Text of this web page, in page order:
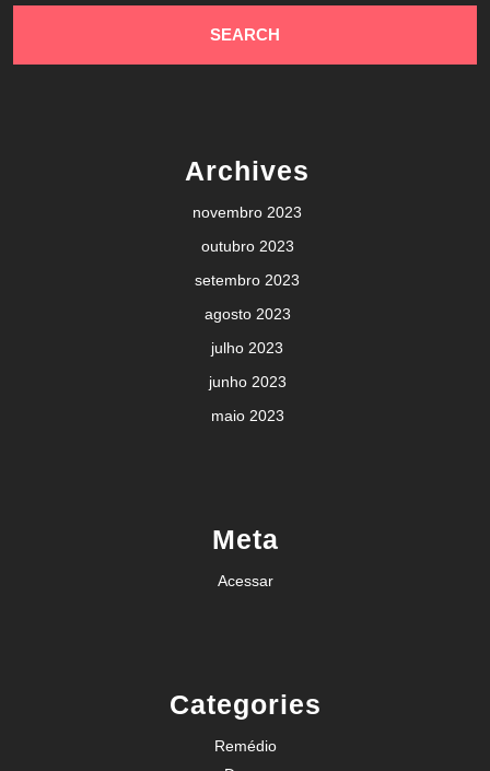
Archives
novembro 2023
outubro 2023
setembro 2023
agosto 2023
julho 2023
junho 2023
maio 2023
Meta
Acessar
Categories
Remédio